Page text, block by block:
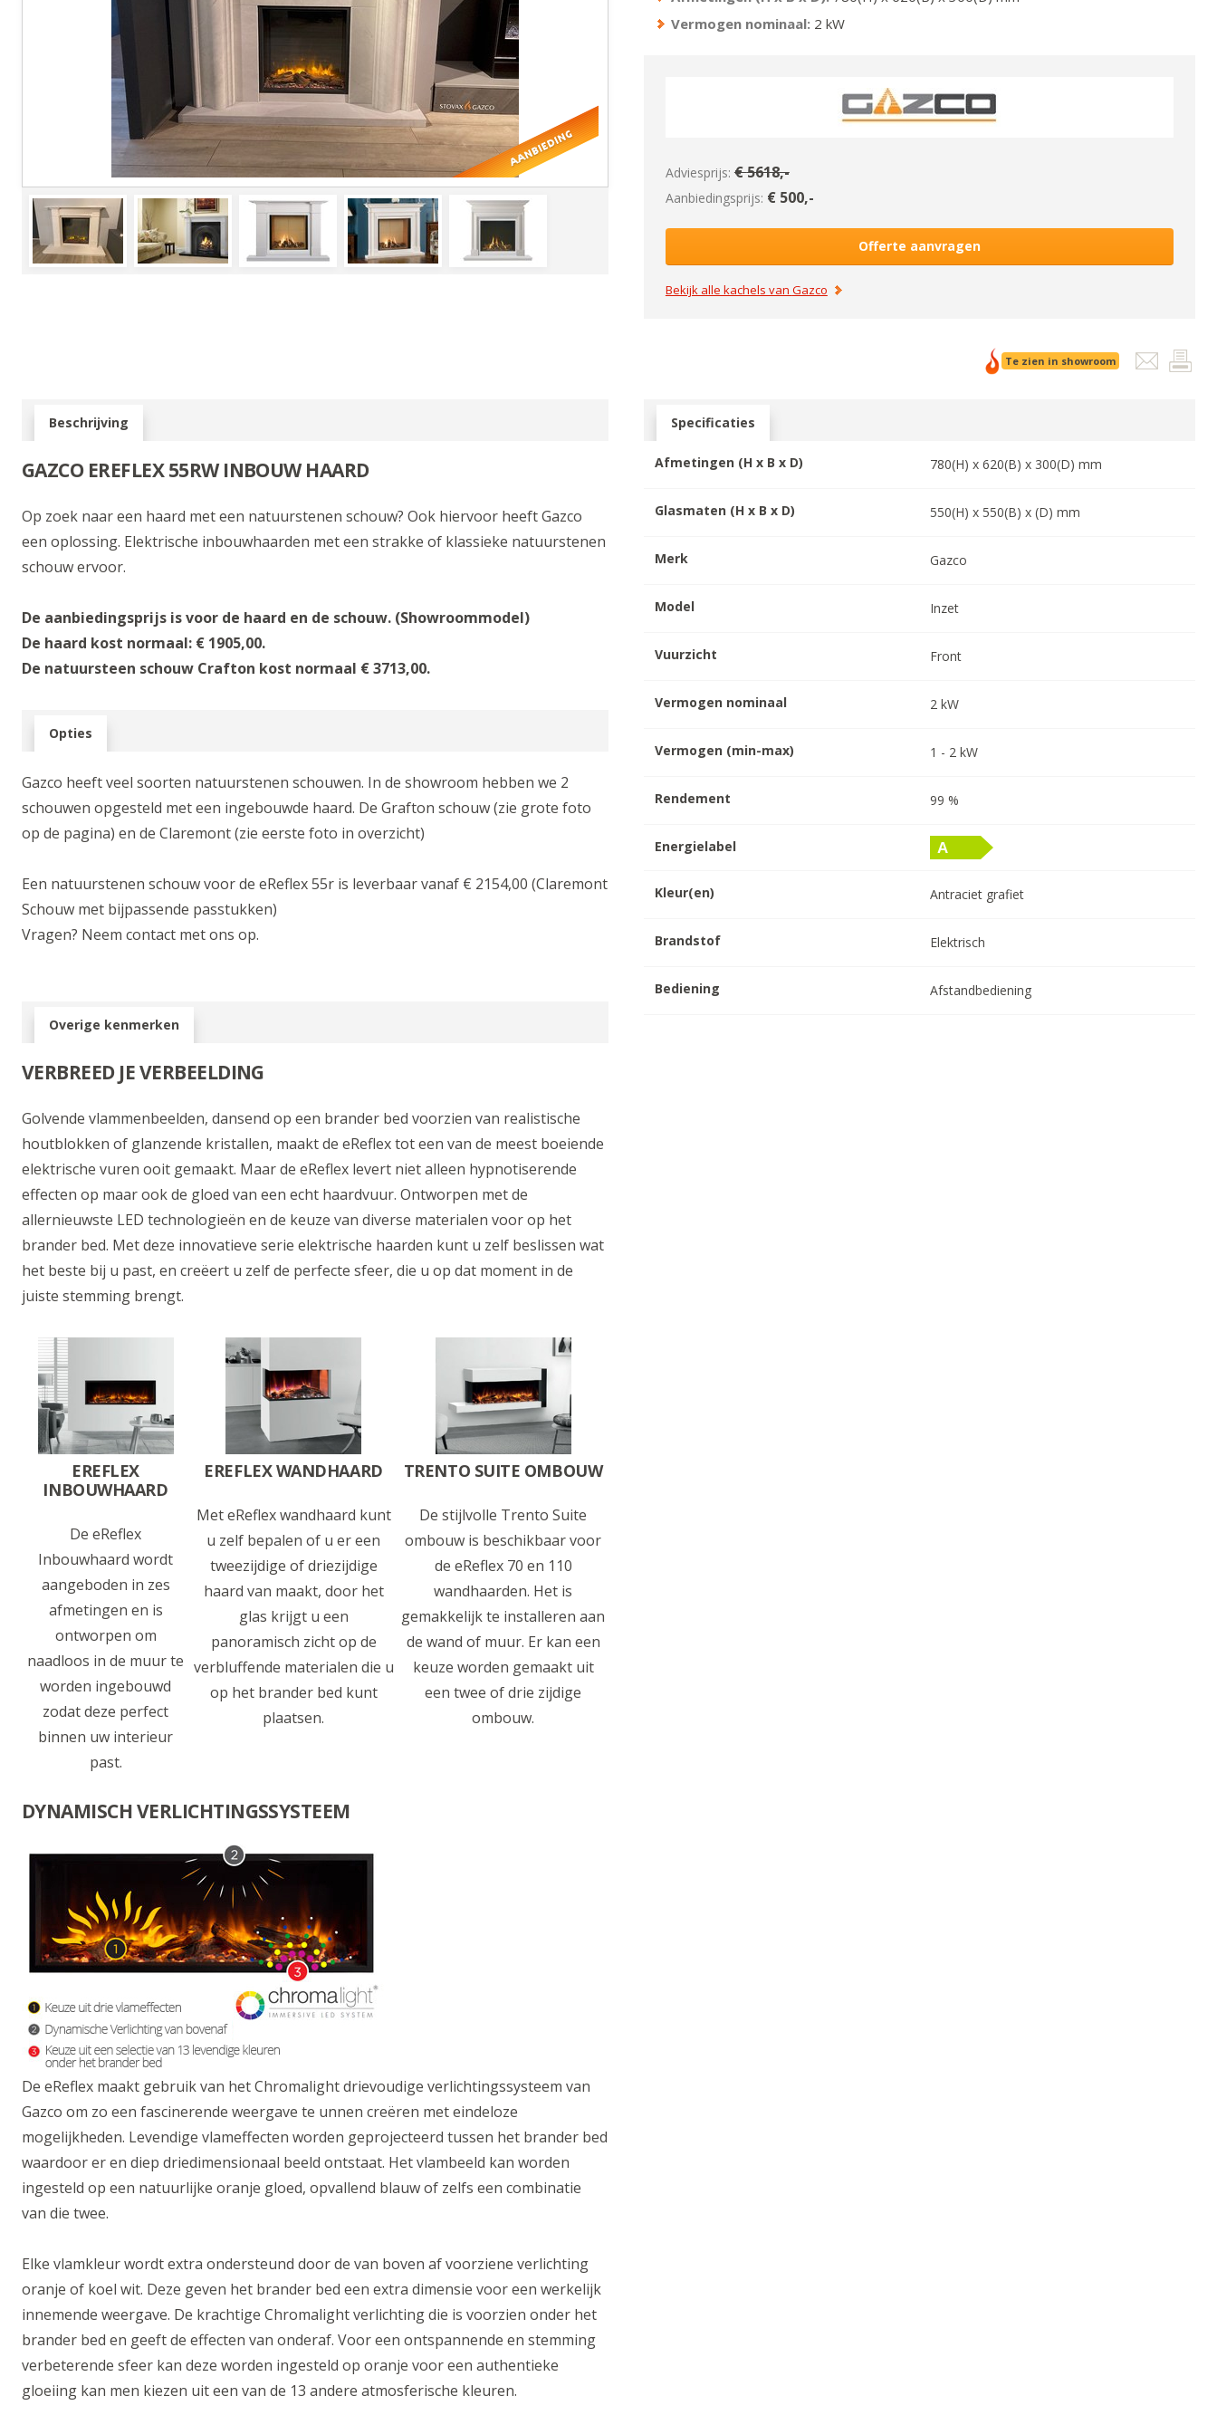
Vermogen nominaal: 2 kW
Adviesprijs: €5618,-
Aanbiedingsprijs: € 500,-
Offerte aanvragen
Bekijk alle kachels van Gazco
Te zien in showroom
Specificaties
Afmetingen (H x B x D) 780(H) x620(B) x 300(D) mm
Glasmaten (H x B x D) 550(H) x 550(B) x(D) mm
Merk Gazco
Model Inzet
Vuurzicht Front
Vermogen nominaal 2 kW
Vermogen (min-max) 1 - 2 kW
Rendement 99 %
Energielabel
Kleur(en) Antraciet grafiet
Brandstof Elektrisch
Bediening Afstandbediening
Beschrijving
GAZCO EREFLEX 55RW INBOUW HAARD
Op zoek naar een haard met een natuurstenen schouw? Ook hiervoor heeft Gazco
een oplossing. Elektrische inbouwhaarden met een strakke of klassieke natuurstenen
schouw ervoor.
De aanbiedingsprijs is voor de haard en de schouw. (Showroommodel)
De haard kost normaal: € 1905,00.
De natuursteen schouw Crafton kost normaal € 3713,00.
Opties
Gazco heeft veel soorten natuurstenen schouwen. In de showroom hebben we 2
schouwen opgesteld met een ingebouwde haard. De Grafton schouw (zie grote foto
op de pagina) en de Claremont (zie eerste foto in overzicht)
Een natuurstenen schouw voor de eReflex 55r is leverbaar vanaf € 2154,00 (Claremont
Schouw met bijpassende passtukken)
Vragen? Neem contact met ons op.
Overige kenmerken
VERBREED JE VERBEELDING
Golvende vlammenbeelden, dansend op een brander bed voorzien van realistische
houtblokken of glanzende kristallen, maakt de eReflex tot een van de meest boeiende
elektrische vuren ooit gemaakt. Maar de eReflex levert niet alleen hypnotiserende
effecten op maar ook de gloed van een echt haardvuur. Ontworpen met de
allernieuwste LED technologieën en de keuze van diverse materialen voor op het
brander bed. Met deze innovatieve serie elektrische haarden kunt u zelf beslissen wat
het beste bij u past, en creëert u zelf de perfecte sfeer, die u op dat moment in de
juiste stemming brengt.
EREFLEX
INBOUWHAARD
De eReflex
Inbouwhaard wordt
aangeboden in zes
afmetingen en is
ontworpen om
naadloos in de muur te
worden ingebouwd
zodat deze perfect
binnen uw interieur
past.
EREFLEX WANDHAARD
Met eReflex wandhaard kunt
u zelf bepalen of u er een
tweezijdige of driezijdige
haard van maakt, door het
glas krijgt u een
panoramisch zicht op de
verbluffende materialen die u
op het brander bed kunt
plaatsen.
TRENTO SUITE OMBOUW
De stijlvolle Trento Suite
ombouw is beschikbaar voor
de eReflex 70 en 110
wandhaarden. Het is
gemakkelijk te installeren aan
de wand of muur. Er kan een
keuze worden gemaakt uit
een twee of drie zijdige
ombouw.
DYNAMISCH VERLICHTINGSSYSTEEM
De eReflex maakt gebruik van het Chromalight drievoudige verlichtingssysteem van
Gazco om zo een fascinerende weergave te unnen creëren met eindeloze
mogelijkheden. Levendige vlameffecten worden geprojecteerd tussen het brander bed
waardoor er en diep driedimensionaal beeld ontstaat. Het vlambeeld kan worden
ingesteld op een natuurlijke oranje gloed, opvallend blauw of zelfs een combinatie
van die twee.
Elke vlamkleur wordt extra ondersteund door de van boven af voorziene verlichting
oranje of koel wit. Deze geven het brander bed een extra dimensie voor een werkelijk
innemende weergave. De krachtige Chromalight verlichting die is voorzien onder het
brander bed en geeft de effecten van onderaf. Voor een ontspannende en stemming
verbeterende sfeer kan deze worden ingesteld op oranje voor een authentieke
gloeiing kan men kiezen uit een van de 13 andere atmosferische kleuren.